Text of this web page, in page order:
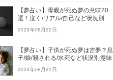
【夢占い】母親が死ぬ夢の意味20
選！泣く/リアル/自己など状況別
2023年08月22日
【夢占い】子供が死ぬ夢は吉夢？息
子/娘/殺される/水死など状況別意味
2023年08月21日